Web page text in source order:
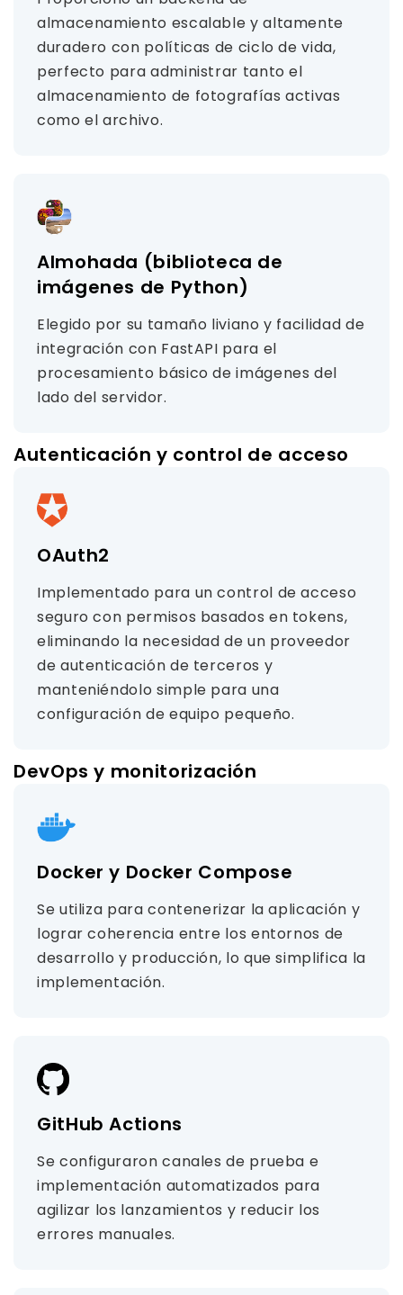
almacenamiento escalable y altamente
duradero con políticas de ciclo de vida,
perfecto para administrar tanto el
almacenamiento de fotografías activas
como el archivo.
Almohada (biblioteca de
imágenes de Python)
Elegido por su tamaño liviano y facilidad de
integración con FastAPI para el
procesamiento básico de imágenes del
lado del servidor.
Autenticación y control de acceso
OAuth2
Implementado para un control de acceso
seguro con permisos basados ​​en tokens,
eliminando la necesidad de un proveedor
de autenticación de terceros y
manteniéndolo simple para una
configuración de equipo pequeño.
DevOps y monitorización
Docker y Docker Compose
Se utiliza para contenerizar la aplicación y
lograr coherencia entre los entornos de
desarrollo y producción, lo que simplifica la
implementación.
GitHub Actions
Se configuraron canales de prueba e
implementación automatizados para
agilizar los lanzamientos y reducir los
errores manuales.